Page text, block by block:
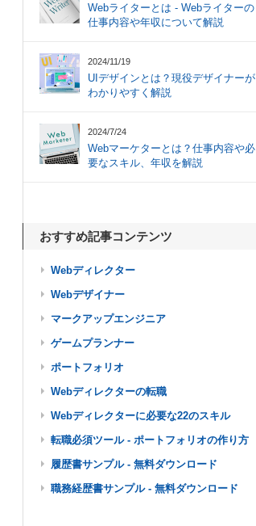
Webライターとは - Webライターの
仕事内容や年収について解説
2024/11/19
UIデザインとは？現役デザイナーが
わかりやすく解説
2024/7/24
Webマーケターとは？仕事内容や必
要なスキル、年収を解説
おすすめ記事コンテンツ
Webディレクター
Webデザイナー
マークアップエンジニア
ゲームプランナー
ポートフォリオ
Webディレクターの転職
Webディレクターに必要な22のスキル
転職必須ツール - ポートフォリオの作り方
履歴書サンプル - 無料ダウンロード
職務経歴書サンプル - 無料ダウンロード